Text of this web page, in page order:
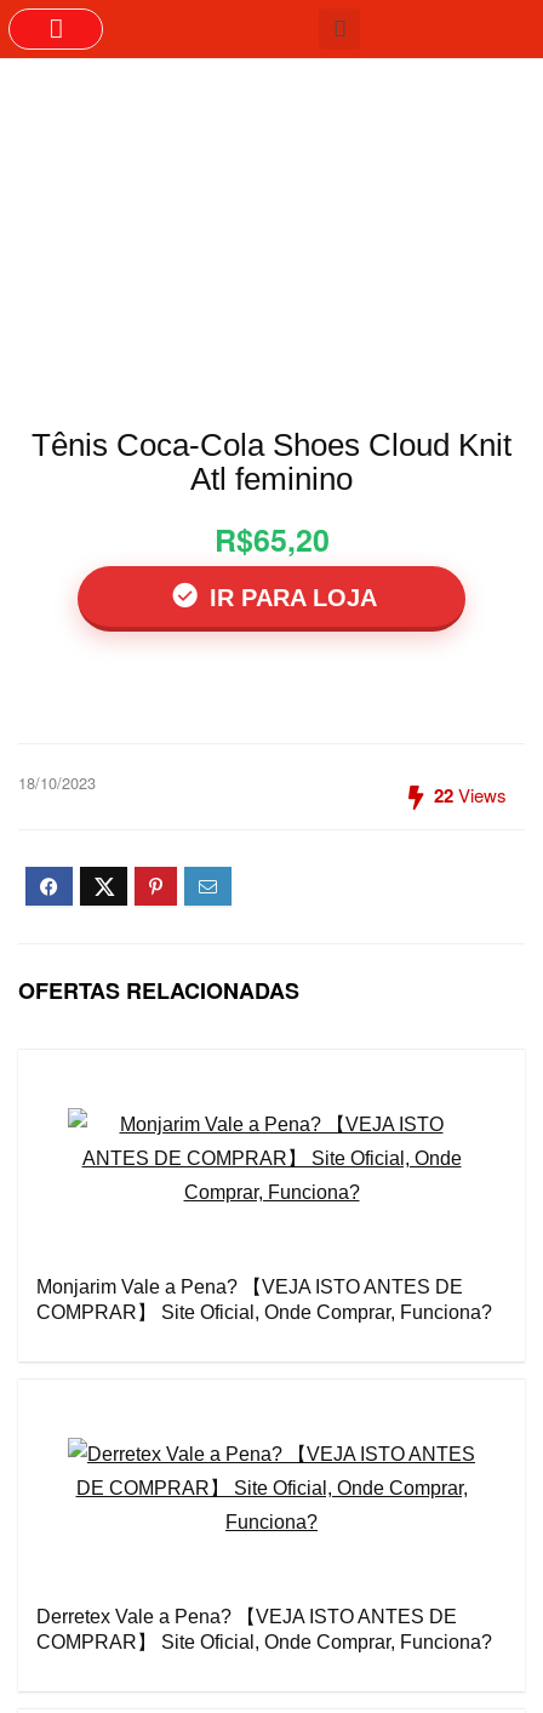
Tênis Coca-Cola Shoes Cloud Knit
Atl feminino
R$65,20
IR PARA LOJA
18/10/2023 22Views
OFERTAS RELACIONADAS
Monjarim Vale a Pena? 【VEJA ISTO ANTES DE
COMPRAR】 Site Oficial, Onde Comprar, Funciona?
Derretex Vale a Pena? 【VEJA ISTO ANTES DE
COMPRAR】 Site Oficial, Onde Comprar, Funciona?